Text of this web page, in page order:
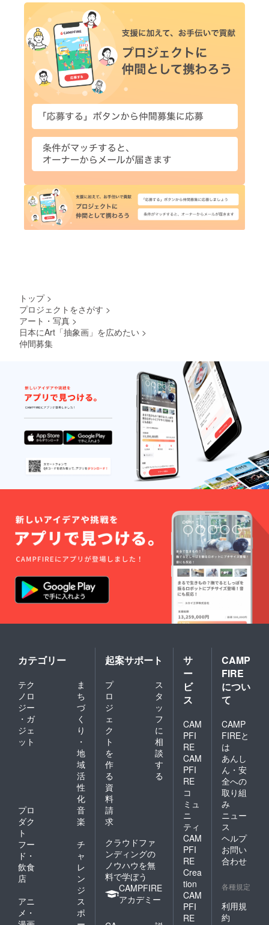
トップ >
プロジェクトをさがす >
アート・写真 >
日本にArt「抽象画」を広めたい >
仲間募集
カテゴリー
テク
ノロ
ジー
・ガ
ジェ
ット
ま
ち
づ
く
り
・
地
域
活
性
化
プロ
ダク
ト
音
楽
フー
ド・
飲食
店
チ
ャ
レ
ン
ジ
アニ
メ・
ス
ポ
起案サポート
プ
ロ
ジ
ェ
ク
ト
を
作
る
ス
タ
ッ
フ
に
相
談
す
る
資
料
請
求
クラウドファ
ンディングの
ノウハウを無
料で学ぼう
CAMPFIRE
アカデミー
サ
ー
ビ
ス
CAM
PFI
RE
CAM
PFI
RE
コ
ミュ
ニ
ティ
CAM
PFI
RE
Crea
tion
CAM
PFI
RE
CAMP
FIRE
につい
て
CAMP
FIREと
は
あんし
ん・安
全への
取り組
み
ニュー
ス
ヘルプ
お問い
合わせ
各種規定
利用規
約